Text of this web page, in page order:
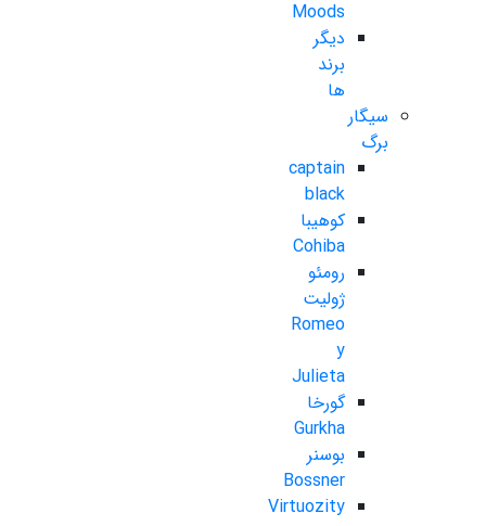
Moods
دیگر
برند
ها
سیگار
برگ
captain
black
کوهیبا
Cohiba
رومئو
ژولیت
Romeo
y
Julieta
گورخا
Gurkha
بوسنر
Bossner
Virtuozity